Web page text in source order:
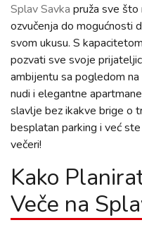
Splav Savka pruža sve
ozvučenja do mogućnosti
svom ukusu. S
pozvati sve svoje
ambijentu sa pogledom
nudi i elegantne
slavlje bez ikakve brige o
besplatan parking i već
večeri!
Kako
Veče na